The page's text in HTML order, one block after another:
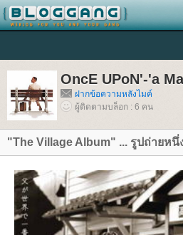
OncE UPoN'-'a
ฝากข้อความหลังไมค์
ผู้ติดตามบล็อก : 6 คน
"The Village Album" ... รูปถ่ายหนึ่